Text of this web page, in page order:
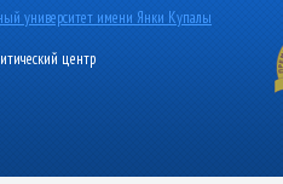
университет имени Янки Купалы
центр